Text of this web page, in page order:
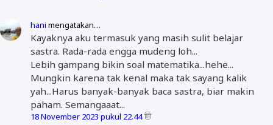
hani mengatakan…
Kayaknya aku termasuk yang masih sulit belajar
sastra. Rada-rada engga mudeng loh...
Lebih gampang bikin soal matematika...hehe...
Mungkin karena tak kenal maka tak sayang kalik
yah...Harus banyak-banyak baca sastra, biar makin
paham. Semangaaat...
18 November 2023 pukul 22.44